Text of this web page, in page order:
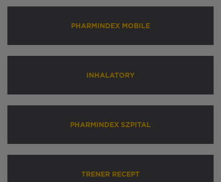
PHARMINDEX MOBILE
INHALATORY
PHARMINDEX SZPITAL
TRENER RECEPT